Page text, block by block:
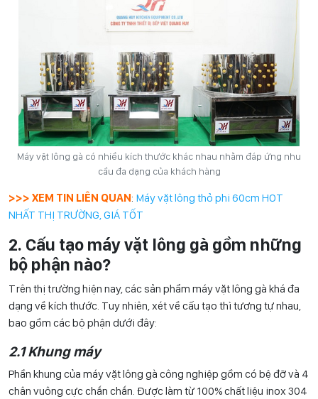
Máy vặt lông gà có nhiều kích thước khác nhau nhằm đáp ứng nhu
cầu đa dạng của khách hàng
>>> XEM TIN LIÊN QUAN: Máy vặt lông thỏ phi 60cm HOT
NHẤT THỊ TRƯỜNG, GIÁ TỐT
2. Cấu tạo máy vặt lông gà gồm những
bộ phận nào?
Trên thị trường hiện nay, các sản phẩm máy vặt lông gà khá đa
dạng về kích thước. Tuy nhiên, xét về cấu tạo thì tương tự nhau,
bao gồm các bộ phận dưới đây:
2.1 Khung máy
Phần khung của máy vặt lông gà công nghiệp gồm có bệ đỡ và 4
chân vuông cực chắn chắn. Được làm từ 100% chất liệu inox 304